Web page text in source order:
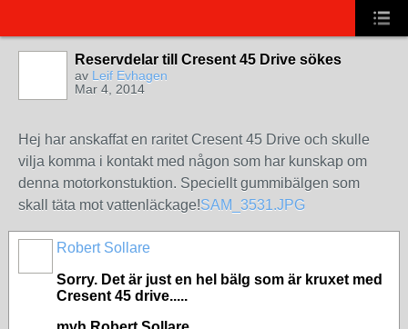
Reservdelar till Cresent 45 Drive sökes
av Leif Evhagen
Mar 4, 2014
Hej har anskaffat en raritet Cresent 45 Drive och skulle
vilja komma i kontakt med någon som har kunskap om
denna motorkonstuktion. Speciellt gummibälgen som
skall täta mot vattenläckage!SAM_3531.JPG
Robert Sollare
Sorry. Det är just en hel bälg som är kruxet med
Cresent 45 drive.....